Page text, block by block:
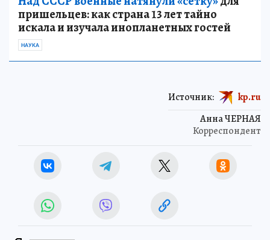
пришельцев: как страна 13 лет тайно
искала и изучала инопланетных гостей
НАУКА
Анна ЧЕРНАЯ
Корреспондент
Источник: kp.ru